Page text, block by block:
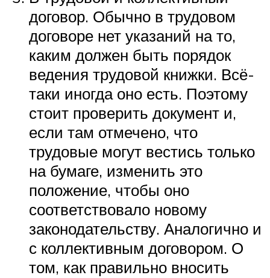
договор. Обычно в трудовом
договоре нет указаний на то,
каким должен быть порядок
ведения трудовой книжки. Всё-
таки иногда оно есть. Поэтому
стоит проверить документ и,
если там отмечено, что
трудовые могут вестись только
на бумаге, изменить это
положение, чтобы оно
соответствовало новому
законодательству. Аналогично и
с коллективным договором. О
том, как правильно вносить